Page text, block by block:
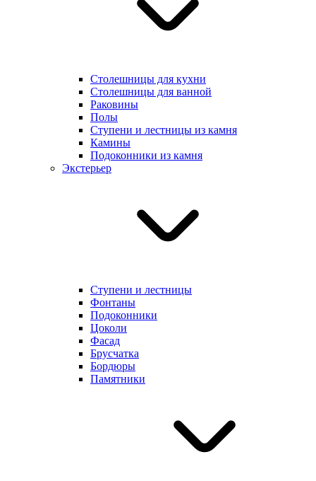
Столешницы для кухни
Столешницы для ванной
Раковины
Полы
Ступени и лестницы из камня
Камины
Подоконники из камня
Экстерьер
Ступени и лестницы
Фонтаны
Подоконники
Цоколи
Фасад
Брусчатка
Бордюры
Памятники